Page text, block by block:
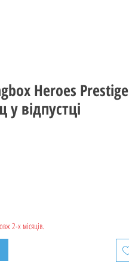
Heroes Prestige
у відпустці
2-х місяців.